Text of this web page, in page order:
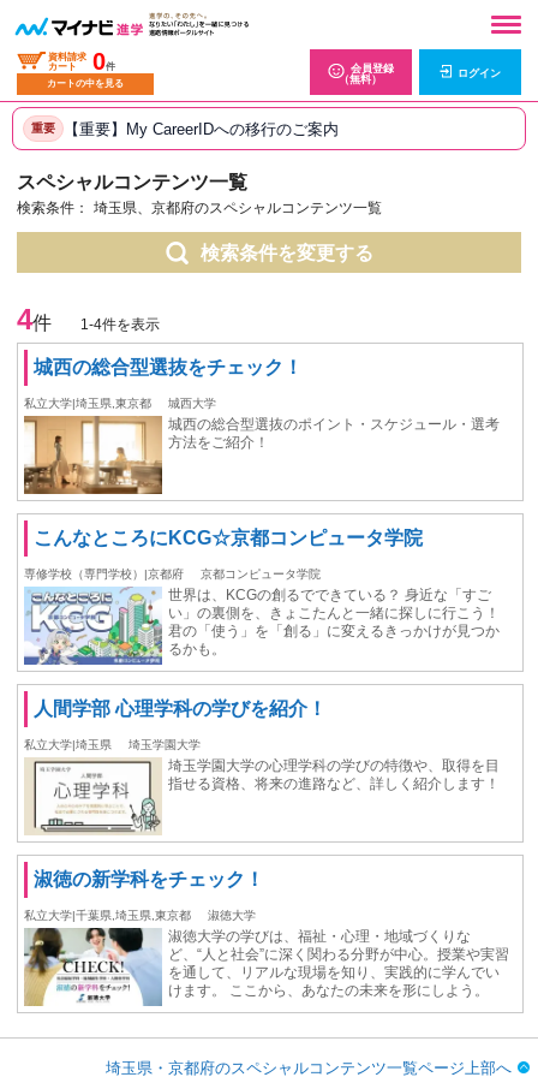
資料請求
カート
0件
カートの中を見る
会員登録
（無料）
ログイン
重要 【重要】My CareerIDへの移行のご案内
スペシャルコンテンツ一覧
検索条件： 埼玉県、京都府のスペシャルコンテンツ一覧
検索条件を変更する
4件 1-4件を表示
城西の総合型選抜をチェック！
私立大学|埼玉県,東京都 城西大学
城西の総合型選抜のポイント・スケジュール・選考
方法をご紹介！
こんなところにKCG☆京都コンピュータ学院
専修学校（専門学校）|京都府 京都コンピュータ学院
世界は、KCGの創るでできている？ 身近な「すご
い」の裏側を、きょこたんと一緒に探しに行こう！
君の「使う」を「創る」に変えるきっかけが見つか
るかも。
人間学部 心理学科の学びを紹介！
私立大学|埼玉県 埼玉学園大学
埼玉学園大学の心理学科の学びの特徴や、取得を目
指せる資格、将来の進路など、詳しく紹介します！
淑徳の新学科をチェック！
私立大学|千葉県,埼玉県,東京都 淑徳大学
淑徳大学の学びは、福祉・心理・地域づくりな
ど、“人と社会”に深く関わる分野が中心。授業や実習
を通して、リアルな現場を知り、実践的に学んでい
けます。 ここから、あなたの未来を形にしよう。
埼玉県・京都府のスペシャルコンテンツ一覧ページ上部へ